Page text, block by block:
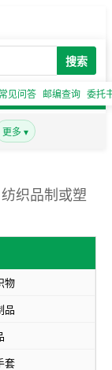
搜索
常见问答 邮编查询 委托
更多 ▾
织品制或塑
物
品
套